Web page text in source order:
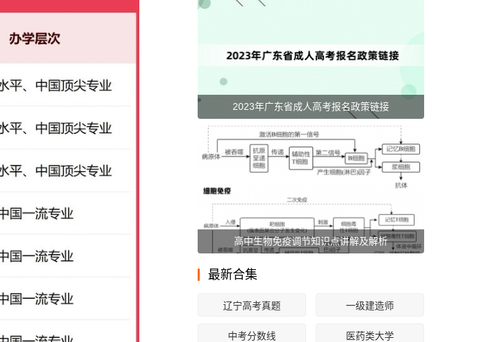
2023年广东省成人高考报名政策链接
高中生物免疫调节知识点讲解及解析
最新合集
辽宁高考真题 一级建造师
中考分数线 医药类大学